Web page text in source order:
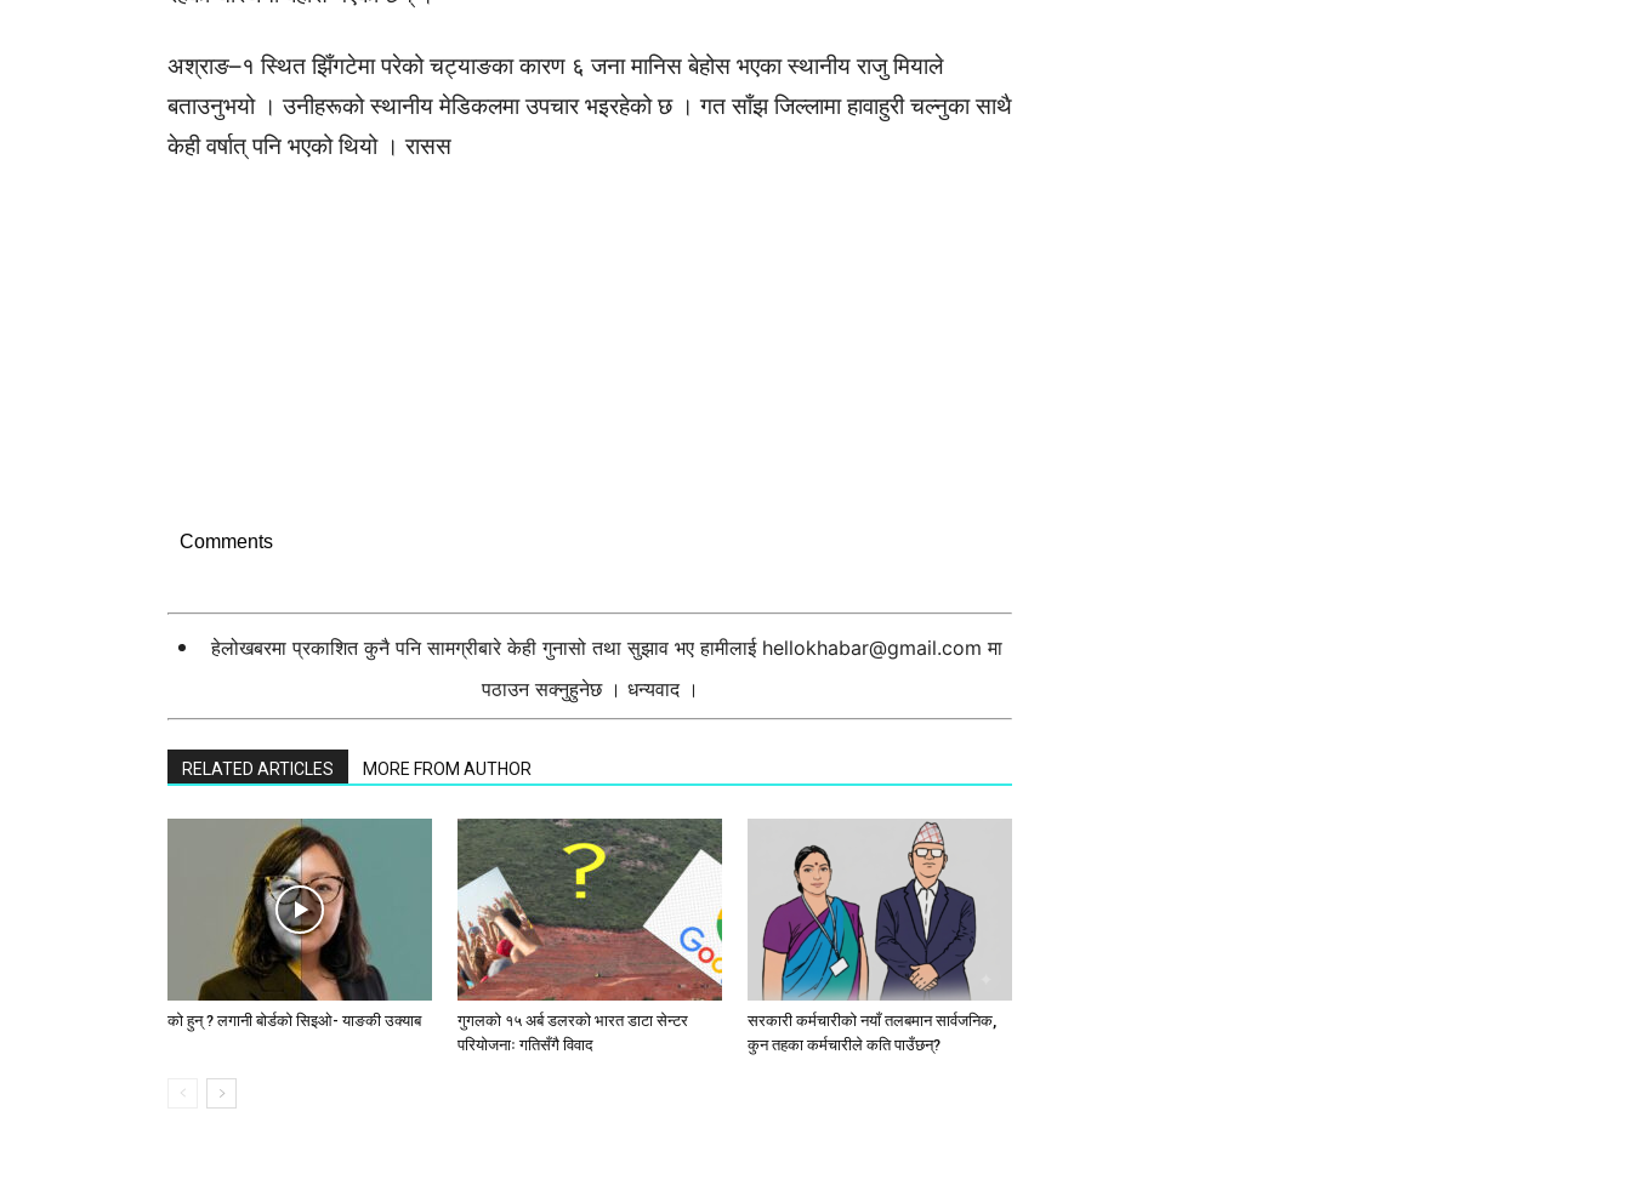
अश्राङ–१ स्थित झिँगटेमा परेको चट्याङका कारण ६ जना मानिस बेहोस भएका स्थानीय राजु मियाले
बताउनुभयो । उनीहरूको स्थानीय मेडिकलमा उपचार भइरहेको छ । गत साँझ जिल्लामा हावाहुरी चल्नुका साथै
केही वर्षात् पनि भएको थियो । रासस
Comments
हेलोखबरमा प्रकाशित कुनै पनि सामग्रीबारे केही गुनासो तथा सुझाव भए हामीलाई hellokhabar@gmail.com मा
पठाउन सक्नुहुनेछ । धन्यवाद ।
RELATED ARTICLES MORE FROM AUTHOR
को हुन् ? लगानी बोर्डको सिइओ- याङकी उक्याब
गुगलको १५ अर्ब डलरको भारत डाटा सेन्टर
परियोजनाः गतिसँगै विवाद
सरकारी कर्मचारीकाे नयाँ तलबमान सार्वजनिक,
कुन तहका कर्मचारीले कति पाउँछन्?